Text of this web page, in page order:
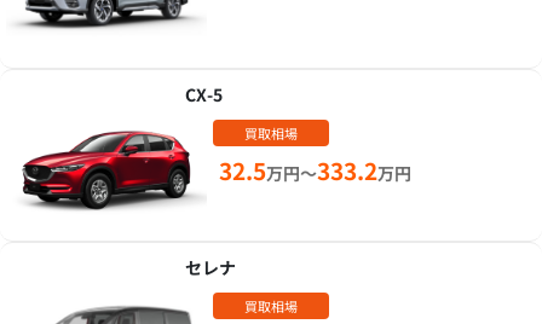
CX-5
買取相場
32.5万円～333.2万円
セレナ
買取相場